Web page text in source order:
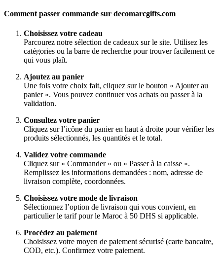
Comment passer commande sur decomarcgifts.com
Choisissez votre cadeau
Parcourez notre sélection de cadeaux sur le site. Utilisez les
catégories ou la barre de recherche pour trouver facilement ce
qui vous plaît.
Ajoutez au panier
Une fois votre choix fait, cliquez sur le bouton « Ajouter au
panier ». Vous pouvez continuer vos achats ou passer à la
validation.
Consultez votre panier
Cliquez sur l’icône du panier en haut à droite pour vérifier les
produits sélectionnés, les quantités et le total.
Validez votre commande
Cliquez sur « Commander » ou « Passer à la caisse ».
Remplissez les informations demandées : nom, adresse de
livraison complète, coordonnées.
Choisissez votre mode de livraison
Sélectionnez l’option de livraison qui vous convient, en
particulier le tarif pour le Maroc à 50 DHS si applicable.
Procédez au paiement
Choisissez votre moyen de paiement sécurisé (carte bancaire,
COD, etc.). Confirmez votre paiement.